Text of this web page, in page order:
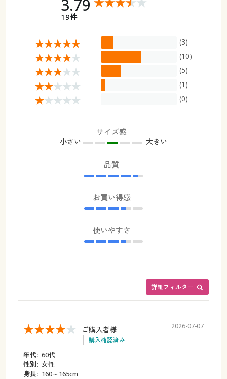
3.79
19件
(3)
(10)
(5)
(1)
(0)
サイズ感
小さい 大きい
品質
お買い得感
使いやすさ
詳細フィルター
ご購入者様
購入確認済み
2026-07-07
年代: 60代
性別: 女性
身長: 160～165cm